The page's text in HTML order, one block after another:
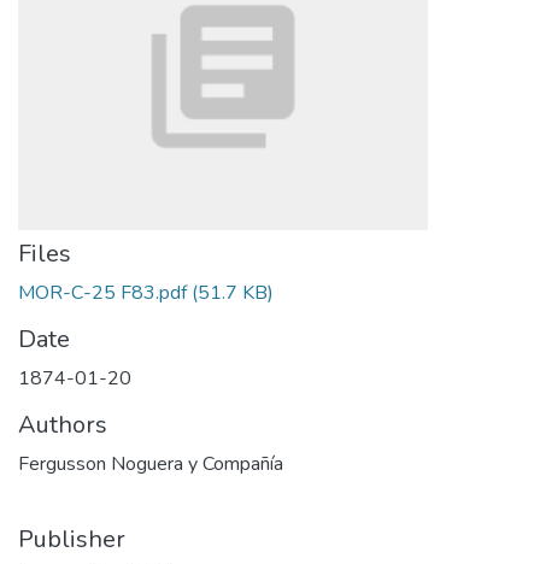
Files
MOR-C-25 F83.pdf(51.7 KB)
Date
1874-01-20
Authors
Fergusson Noguera y Compañía
Publisher